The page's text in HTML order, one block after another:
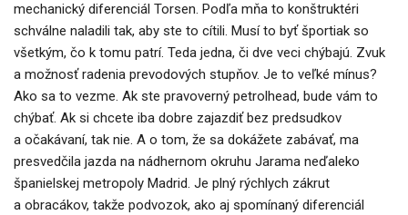
mechanický diferenciál Torsen. Podľa mňa to konštruktéri
schválne naladili tak, aby ste to cítili. Musí to byť športiak so
všetkým, čo k tomu patrí. Teda jedna, či dve veci chýbajú. Zvuk
a možnosť radenia prevodových stupňov. Je to veľké mínus?
Ako sa to vezme. Ak ste pravoverný petrolhead, bude vám to
chýbať. Ak si chcete iba dobre zajazdiť bez predsudkov
a očakávaní, tak nie. A o tom, že sa dokážete zabávať, ma
presvedčila jazda na nádhernom okruhu Jarama neďaleko
španielskej metropoly Madrid. Je plný rýchlych zákrut
a obracákov, takže podvozok, ako aj spomínaný diferenciál